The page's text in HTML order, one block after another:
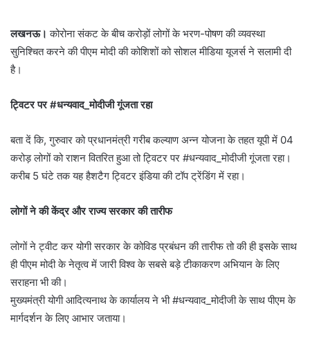
लखनऊ।कोरोना संकट के बीच करोड़ों लोगों के भरण-पोषण की व्यवस्था
सुनिश्चित करने की पीएम मोदी की कोशिशों को सोशल मीडिया यूजर्स ने सलामी दी
है।
ट्विटर पर #धन्यवाद_मोदीजी गूंजता रहा
बता दें कि, गुरुवार को प्रधानमंत्री गरीब कल्याण अन्न योजना के तहत यूपी में 04
करोड़ लोगों को राशन वितरित हुआ तो ट्विटर पर #धन्यवाद_मोदीजी गूंजता रहा।
करीब 5 घंटे तक यह हैशटैग ट्विटर इंडिया की टॉप ट्रेंडिंग में रहा।
लोगों ने की केंद्र और राज्य सरकार की तारीफ
लोगों ने ट्वीट कर योगी सरकार के कोविड प्रबंधन की तारीफ तो की ही इसके साथ
ही पीएम मोदी के नेतृत्व में जारी विश्व के सबसे बड़े टीकाकरण अभियान के लिए
सराहना भी की।
मुख्यमंत्री योगी आदित्यनाथ के कार्यालय ने भी #धन्यवाद_मोदीजी के साथ पीएम के
मार्गदर्शन के लिए आभार जताया।